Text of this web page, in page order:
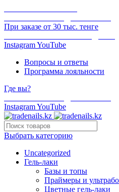
При заказе от 30 тыс. тенге
InstagramYouTube
Вопросы и ответы
Программа лояльности
Где вы?
InstagramYouTube
Выбрать категорию
Uncategorized
Гель-лаки
Базы и топы
Праймеры и
Цветные гель-лаки